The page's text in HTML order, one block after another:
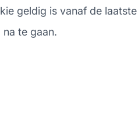
geldig is vanaf de
te gaan.